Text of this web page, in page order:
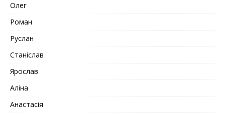
Олег
Роман
Руслан
Станіслав
Ярослав
Аліна
Анастасія